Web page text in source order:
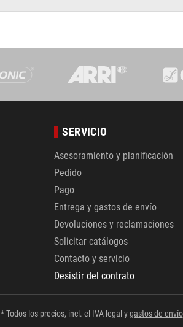
SERVICIO
Asesoramiento y planificación
Pedido
Pago
Entrega y gastos de envío
Devoluciones y reclamaciones
Solicitar catálogos
Contacto y servicio
Desistir del contrato
* Todos los precios, incl. el IVA legal ygastos de envío